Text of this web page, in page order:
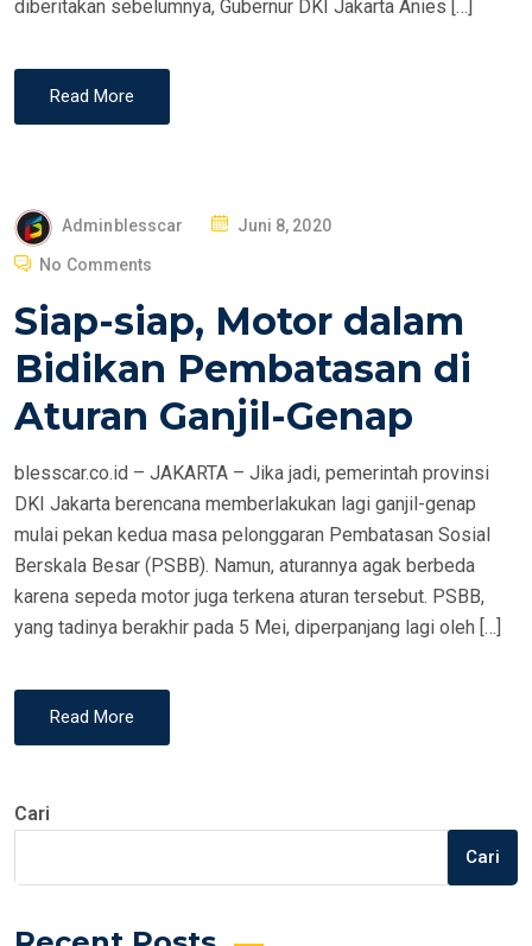
diberitakan sebelumnya, Gubernur DKI Jakarta Anies […]
Read More
Adminblesscar
T
D
O
N
Juni 8, 2020
No Comments
Siap-siap, Motor dalam
Bidikan Pembatasan di
Aturan Ganjil-Genap
blesscar.co.id – JAKARTA – Jika jadi, pemerintah provinsi
DKI Jakarta berencana memberlakukan lagi ganjil-genap
mulai pekan kedua masa pelonggaran Pembatasan Sosial
Berskala Besar (PSBB). Namun, aturannya agak berbeda
karena sepeda motor juga terkena aturan tersebut. PSBB,
yang tadinya berakhir pada 5 Mei, diperpanjang lagi oleh […]
Read More
Cari
Cari